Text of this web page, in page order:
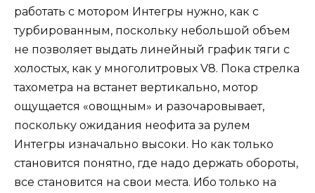
работать с мотором Интегры нужно, как с
турбированным, поскольку небольшой объем
не позволяет выдать линейный график тяги с
холостых, как у многолитровых V8. Пока стрелка
тахометра на встанет вертикально, мотор
ощущается «овощным» и разочаровывает,
поскольку ожидания неофита за рулем
Интегры изначально высоки. Но как только
становится понятно, где надо держать обороты,
все становится на свои места. Ибо только на